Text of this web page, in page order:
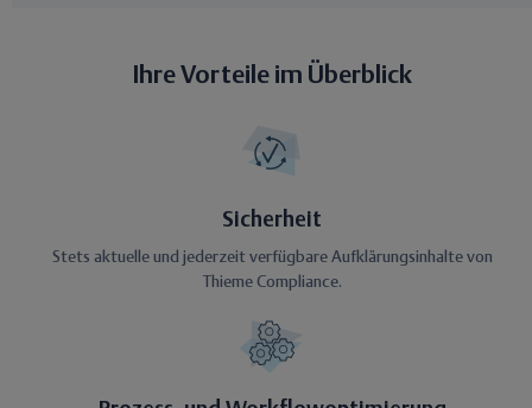
Ihre Vorteile im Überblick
Sicherheit
Stets aktuelle und jederzeit verfügbare Aufklärungsinhalte von
Thieme Compliance.